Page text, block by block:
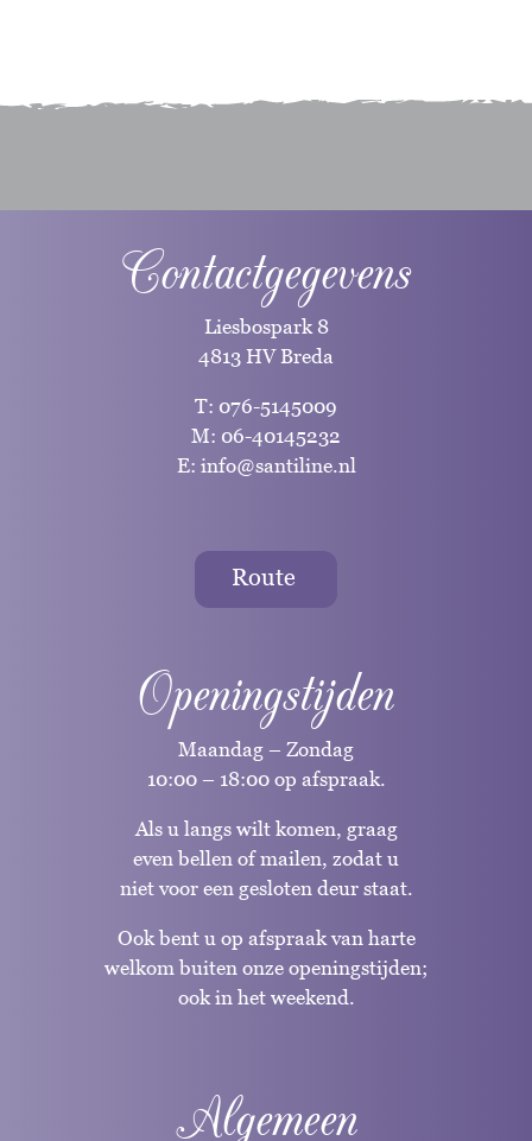
Contactgegevens
Liesbospark 8
4813 HV Breda
T: 076-5145009
M: 06-40145232
E: info@santiline.nl
Route
Openingstijden
Maandag – Zondag
10:00 – 18:00 op afspraak.
Als u langs wilt komen, graag
even bellen of mailen, zodat u
niet voor een gesloten deur staat.
Ook bent u op afspraak van harte
welkom buiten onze openingstijden;
ook in het weekend.
Algemeen